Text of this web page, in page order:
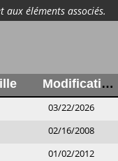
aux éléments associés.
Modification
03/22/2026
02/16/2008
01/02/2012